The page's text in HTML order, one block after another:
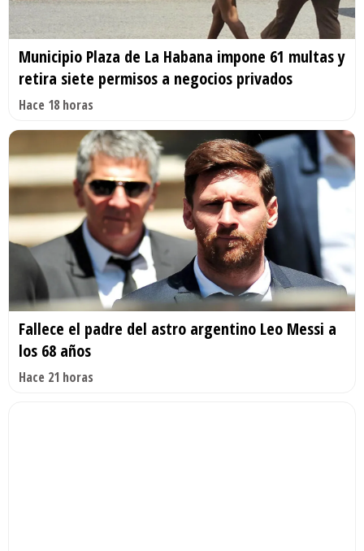
Municipio Plaza de La Habana impone 61 multas y
retira siete permisos a negocios privados
Hace 18 horas
Fallece el padre del astro argentino Leo Messi a
los 68 años
Hace 21 horas